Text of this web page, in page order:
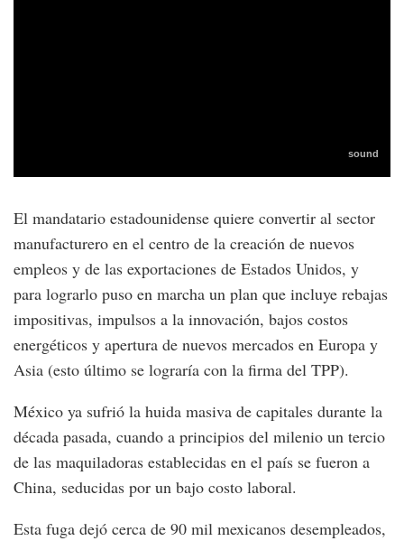
El mandatario estadounidense quiere convertir al sector
manufacturero en el centro de la creación de nuevos
empleos y de las exportaciones de Estados Unidos, y
para lograrlo puso en marcha un plan que incluye rebajas
impositivas, impulsos a la innovación, bajos costos
energéticos y apertura de nuevos mercados en Europa y
Asia (esto último se lograría con la firma del TPP).
México ya sufrió la huida masiva de capitales durante la
década pasada, cuando a principios del milenio un tercio
de las maquiladoras establecidas en el país se fueron a
China, seducidas por un bajo costo laboral.
Esta fuga dejó cerca de 90 mil mexicanos desempleados,